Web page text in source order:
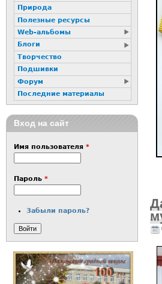
Природа
Полезные ресурсы
Web-альбомы
Блоги
Творчество
Подшивки
Форум
Последние материалы
Вход на сайт
Имя пользователя *
Пароль *
Забыли пароль?